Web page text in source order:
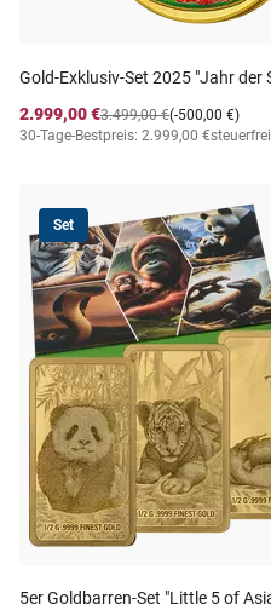
Gold-Exklusiv-Set 2025 "Jahr der
2.999,00 €
(-500,00 €)
3.499,00 €
30-Tage-Bestpreis: 2.999,00 €steuerfrei
Set
5er Goldbarren-Set "Little 5 of